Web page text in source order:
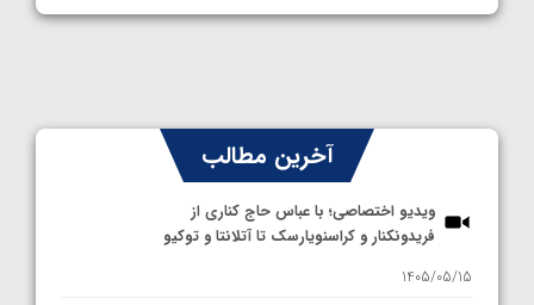
آخرین مطالب
ویدیو اختصاصی؛ با عباس حاج کناری از
فریدونکنار و کراسنویارسک تا آتلانتا و توکیو
1405/05/15